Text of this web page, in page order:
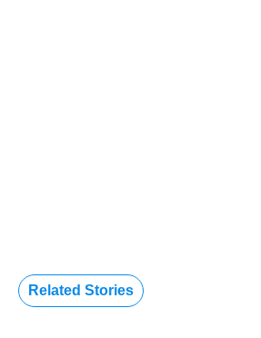
Related Stories